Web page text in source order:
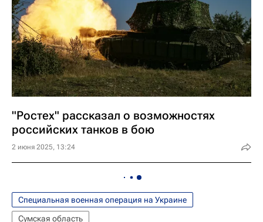
"Ростех" рассказал о возможностях
российских танков в бою
2 июня 2025, 13:24
Специальная военная операция на Украине
Сумская область